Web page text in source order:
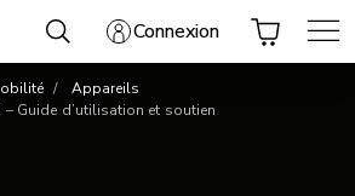
Connexion
Appareils
Guide d’utilisation et soutien